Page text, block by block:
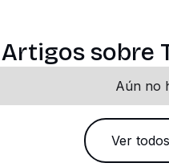
Artigos sobre
Aún no
Ver